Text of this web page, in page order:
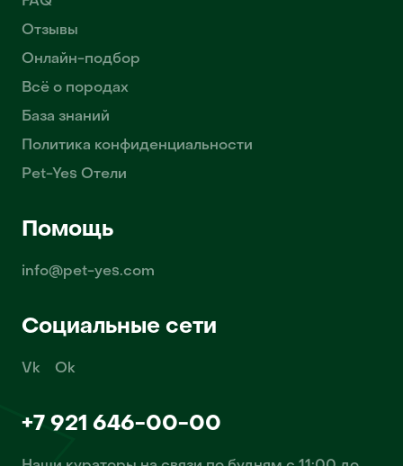
Отзывы
Онлайн-подбор
Всё о породах
База знаний
Политика конфиденциальности
Pet-Yes Отели
Помощь
info@pet-yes.com
Социальные сети
Vk Ok
+7 921 646-00-00